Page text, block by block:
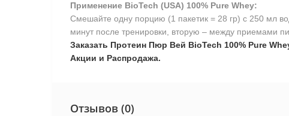
Применение BioTech (USA) 100% Pure Whey:
Смешайте одну порцию (1 пакетик = 28 гр) с 250 мл
минут после тренировки, вторую – между приемами
Заказать Протеин Пюр Вей BioTech 100% Pure
Акции и Распродажа.
Отзывов (0)